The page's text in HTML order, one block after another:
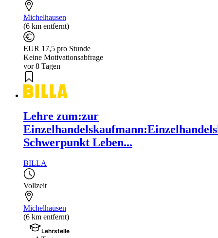
Michelhausen
(6 km entfernt)
EUR 17,5 pro Stunde
Keine Motivationsabfrage
vor 8 Tagen
Lehre zum:zur
Schwerpunkt Leben...
BILLA
Vollzeit
Michelhausen
(6 km entfernt)
Lehrstelle